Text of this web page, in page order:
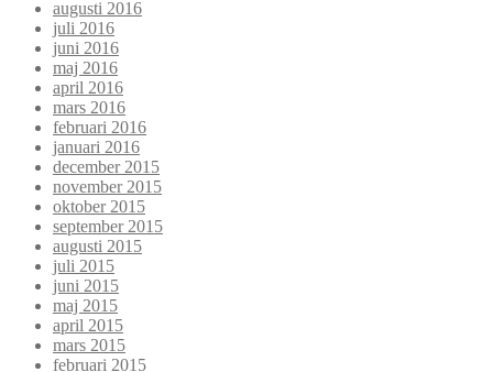
augusti 2016
juli 2016
juni 2016
maj 2016
april 2016
mars 2016
februari 2016
januari 2016
december 2015
november 2015
oktober 2015
september 2015
augusti 2015
juli 2015
juni 2015
maj 2015
april 2015
mars 2015
februari 2015